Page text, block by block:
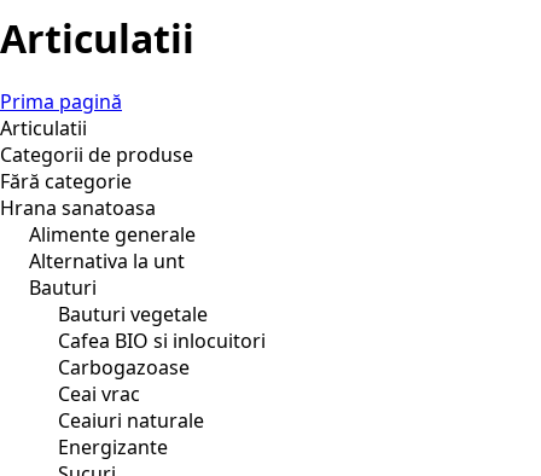
Articulatii
Prima pagină
Articulatii
Categorii de produse
Fără categorie
Hrana sanatoasa
Alimente generale
Alternativa la unt
Bauturi
Bauturi vegetale
Cafea BIO si inlocuitori
Carbogazoase
Ceai vrac
Ceaiuri naturale
Energizante